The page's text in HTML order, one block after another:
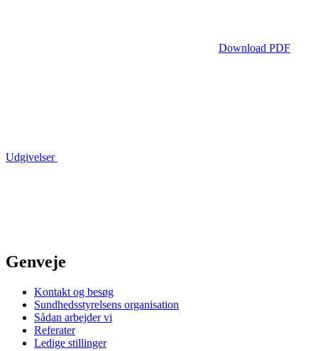
Download PDF
Udgivelser
Genveje
Kontakt og besøg
Sundhedsstyrelsens organisation
Sådan arbejder vi
Referater
Ledige stillinger